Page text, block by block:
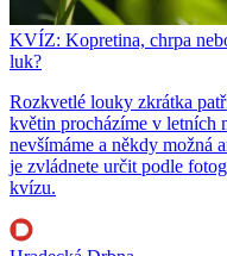
KVÍZ: Kopretina, chrpa
luk?
Rozkvetlé louky zkrátka
květin procházíme v letních
nevšímáme a někdy možná
je zvládnete určit podle
kvízu.